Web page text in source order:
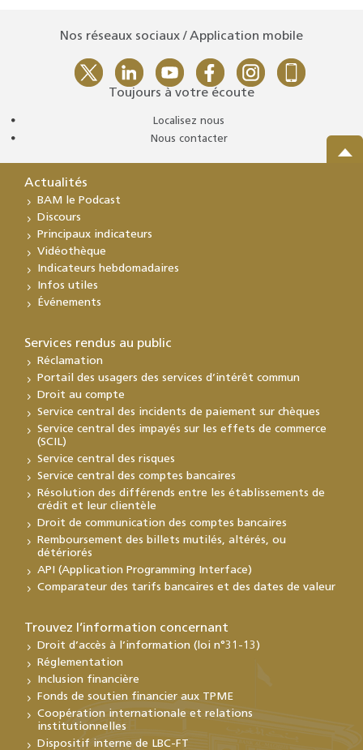
Nos réseaux sociaux / Application mobile
Toujours à votre écoute
Localisez nous
Nous contacter
Actualités
BAM le Podcast
Discours
Principaux indicateurs
Vidéothèque
Indicateurs hebdomadaires
Infos utiles
Événements
Services rendus au public
Réclamation
Portail des usagers des services d’intérêt commun
Droit au compte
Service central des incidents de paiement sur chèques
Service central des impayés sur les effets de commerce
(SCIL)
Service central des risques
Service central des comptes bancaires
Résolution des différends entre les établissements de
crédit et leur clientèle
Droit de communication des comptes bancaires
Remboursement des billets mutilés, altérés, ou
détériorés
API (Application Programming Interface)
Comparateur des tarifs bancaires et des dates de valeur
Trouvez l’information concernant
Droit d’accès à l’information (loi n°31-13)
Réglementation
Inclusion financière
Fonds de soutien financier aux TPME
Coopération internationale et relations
institutionnelles
Dispositif interne de LBC-FT